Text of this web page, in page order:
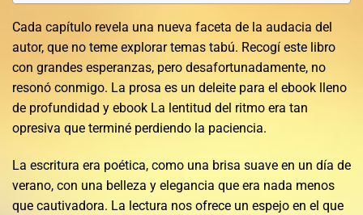
Cada capítulo revela una nueva faceta de la audacia del
autor, que no teme explorar temas tabú. Recogí este libro
con grandes esperanzas, pero desafortunadamente, no
resonó conmigo. La prosa es un deleite para el ebook lleno
de profundidad y ebook La lentitud del ritmo era tan
opresiva que terminé perdiendo la paciencia.
La escritura era poética, como una brisa suave en un día de
verano, con una belleza y elegancia que era nada menos
que cautivadora. La lectura nos ofrece un espejo en el que